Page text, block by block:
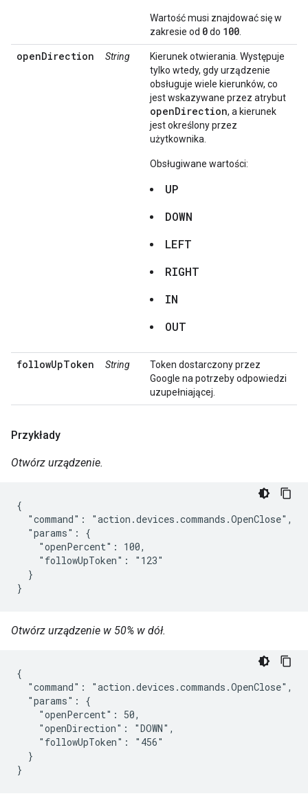
Wartość musi znajdować się w
zakresie od 0do 100
openDirection String
Kierunek otwierania. Występuje
tylko wtedy, gdy urządzenie
obsługuje wiele kierunków, co
jest wskazywane przez atrybut
openDirection, a kierunek
jest określony przez
użytkownika.
Obsługiwane wartości:
UP
DOWN
LEFT
RIGHT
IN
OUT
followUpToken String
Token dostarczony przez
Google na potrzeby odpowiedzi
uzupełniającej.
Przykłady
Otwórz urządzenie.
{
  "command": "action.devices.commands.OpenClose",
  "params": {
    "openPercent": 100,
    "followUpToken": "123"
  }
}
Otwórz urządzenie w 50% w dół.
{
  "command": "action.devices.commands.OpenClose",
  "params": {
    "openPercent": 50,
    "openDirection": "DOWN",
    "followUpToken": "456"
  }
}